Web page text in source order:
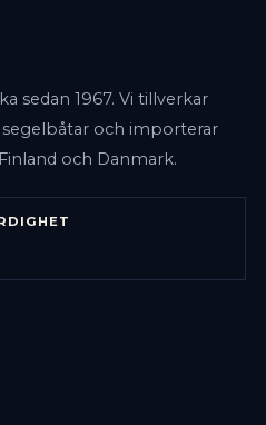
sedan 1967. Vi tillverkar
och importerar
och Danmark.